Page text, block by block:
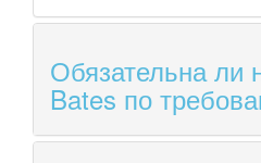
Обязательна ли
Bates по